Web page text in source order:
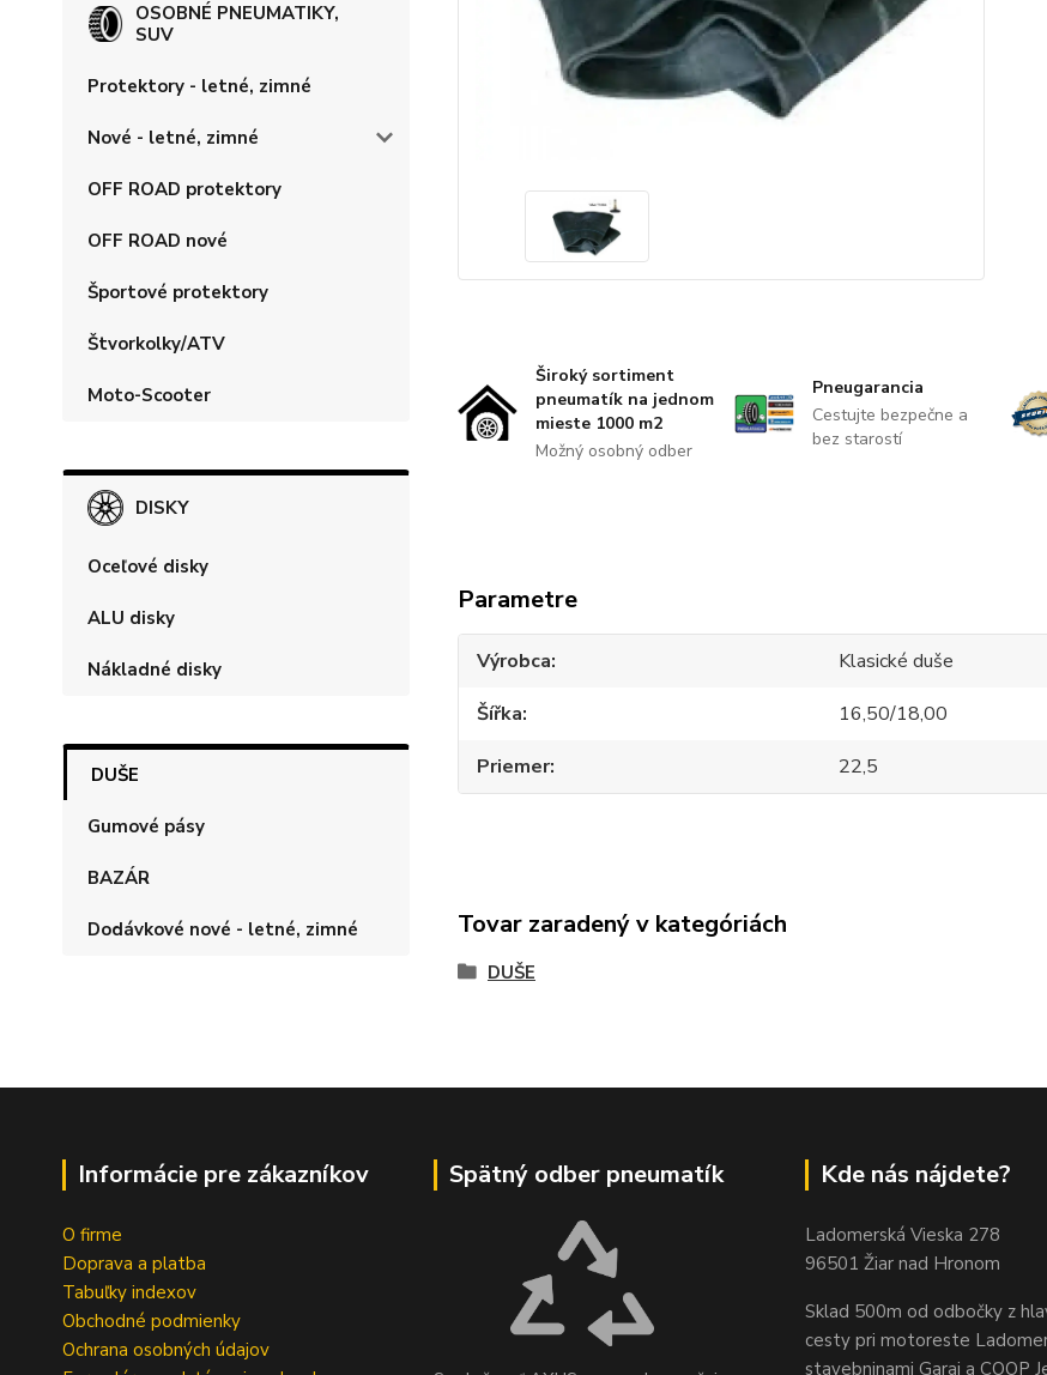
OSOBNÉ PNEUMATIKY,
SUV
Protektory - letné, zimné
Nové - letné, zimné
OFF ROAD protektory
OFF ROAD nové
Športové protektory
Štvorkolky/ATV
Moto-Scooter
DISKY
Oceľové disky
ALU disky
Nákladné disky
DUŠE
Gumové pásy
BAZÁR
Dodávkové nové - letné, zimné
Široký sortiment
pneumatík na jednom
mieste 1000 m2
Možný osobný odber
Pneugarancia
Cestujte bezpečne a
bez starostí
Parametre
Výrobca
Klasické duše
Šířka
16,50/18,00
Priemer
22,5
Tovar zaradený v kategóriách
DUŠE
Informácie pre zákazníkov
O firme
Doprava a platba
Tabuľky indexov
Obchodné podmienky
Ochrana osobných údajov
Spätný odber pneumatík Kde nás nájdete?
Ladomerská Vieska 278
96501 Žiar nad Hronom
Sklad 500m od odbočky z
cesty pri motoreste
stavebninami Garaj a COOP